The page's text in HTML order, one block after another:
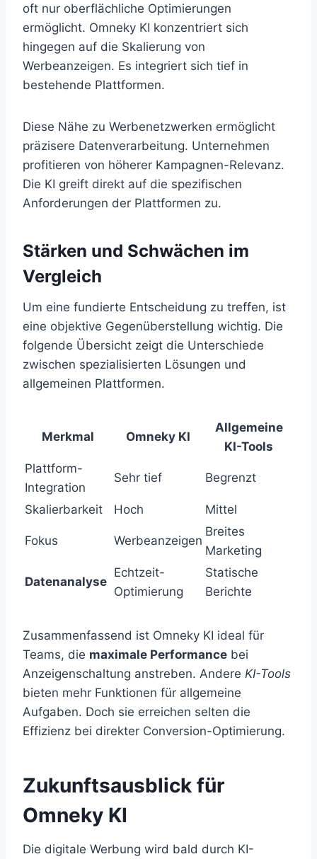
oft nur oberflächliche Optimierungen
ermöglicht. Omneky KI konzentriert sich
hingegen auf die Skalierung von
Werbeanzeigen. Es integriert sich tief in
bestehende Plattformen.
Diese Nähe zu Werbenetzwerken ermöglicht
präzisere Datenverarbeitung. Unternehmen
profitieren von höherer Kampagnen-Relevanz.
Die KI greift direkt auf die spezifischen
Anforderungen der Plattformen zu.
Stärken und Schwächen im
Vergleich
Um eine fundierte Entscheidung zu treffen, ist
eine objektive Gegenüberstellung wichtig. Die
folgende Übersicht zeigt die Unterschiede
zwischen spezialisierten Lösungen und
allgemeinen Plattformen.
Merkmal Omneky KI
Allgemeine
KI-Tools
Plattform-
Integration
Sehr tief Begrenzt
Skalierbarkeit Hoch Mittel
Fokus Werbeanzeigen
Breites
Marketing
Datenanalyse
Echtzeit-
Optimierung
Statische
Berichte
Zusammenfassend ist Omneky KI ideal für
Teams, die maximale Performance bei
Anzeigenschaltung anstreben. Andere KI-Tools
bieten mehr Funktionen für allgemeine
Aufgaben. Doch sie erreichen selten die
Effizienz bei direkter Conversion-Optimierung.
Zukunftsausblick für
Omneky KI
Die digitale Werbung wird bald durch KI-